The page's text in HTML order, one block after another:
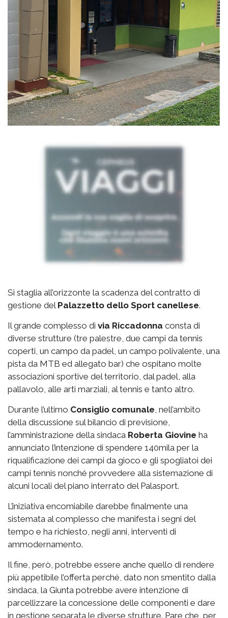
Si staglia all’orizzonte la scadenza del contratto di
gestione del Palazzetto dello Sport canellese.
Il grande complesso di via Riccadonna consta di
diverse strutture (tre palestre, due campi da tennis
coperti, un campo da padel, un campo polivalente, una
pista da MTB ed allegato bar) che ospitano molte
associazioni sportive del territorio, dal padel, alla
pallavolo, alle arti marziali, al tennis e tanto altro.
Durante l’ultimo Consiglio comunale, nell’ambito
della discussione sul bilancio di previsione,
l’amministrazione della sindaca Roberta Giovine ha
annunciato l’intenzione di spendere 140mila per la
riqualificazione dei campi da gioco e gli spogliatoi dei
campi tennis nonché provvedere alla sistemazione di
alcuni locali del piano interrato del Palasport.
L’iniziativa encomiabile darebbe finalmente una
sistemata al complesso che manifesta i segni del
tempo e ha richiesto, negli anni, interventi di
ammodernamento.
Il fine, però, potrebbe essere anche quello di rendere
più appetibile l’offerta perché, dato non smentito dalla
sindaca, la Giunta potrebbe avere intenzione di
parcellizzare la concessione delle componenti e dare
in gestione separata le diverse strutture. Pare che, per